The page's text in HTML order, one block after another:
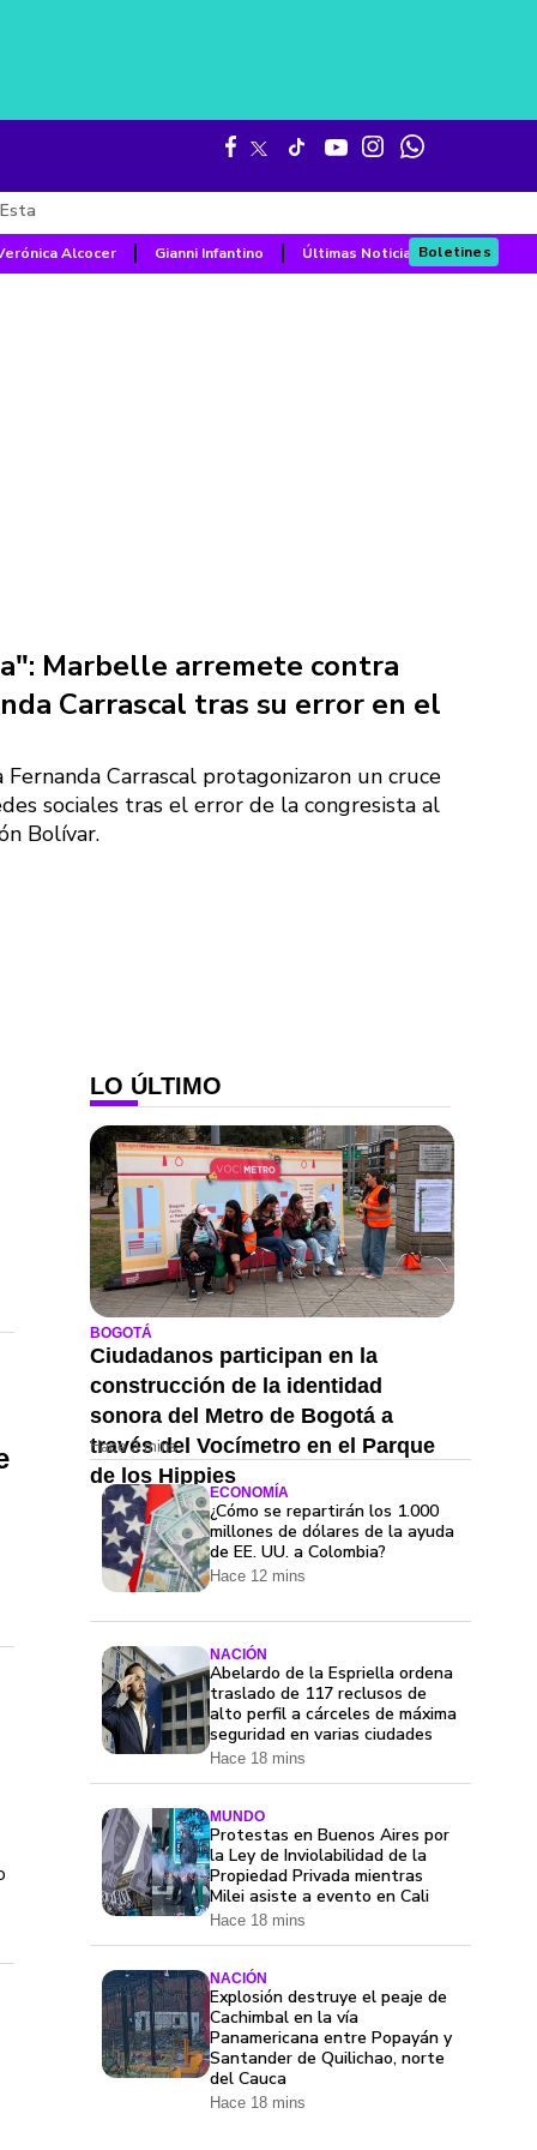
Alcocer Gianni Infantino Últimas NoticiasBoletines
Marbelle arremete contra
Carrascal tras su error en el
Carrascal protagonizaron un cruce
sociales tras el error de la congresista al
Bolívar.
LO ÚLTIMO
BOGOTÁ
Ciudadanos participan en la
construcción de la identidad
sonora del Metro de Bogotá a
través del Vocímetro en el Parque
de los Hippies
Hace 3 mins
ECONOMÍA
¿Cómo se repartirán los 1.000
millones de dólares de la ayuda
de EE. UU. a Colombia?
Hace 12 mins
NACIÓN
Abelardo de la Espriella ordena
traslado de 117 reclusos de
alto perfil a cárceles de máxima
seguridad en varias ciudades
Hace 18 mins
MUNDO
Protestas en Buenos Aires por
la Ley de Inviolabilidad de la
Propiedad Privada mientras
Milei asiste a evento en Cali
Hace 18 mins
NACIÓN
Explosión destruye el peaje de
Cachimbal en la vía
Panamericana entre Popayán y
Santander de Quilichao, norte
del Cauca
Hace 18 mins